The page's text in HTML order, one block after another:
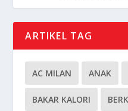
ARTIKEL TAG
AC MILAN ANAK
BAKAR KALORI